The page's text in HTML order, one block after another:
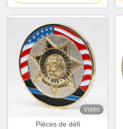
Vidéo
Pièces de défi